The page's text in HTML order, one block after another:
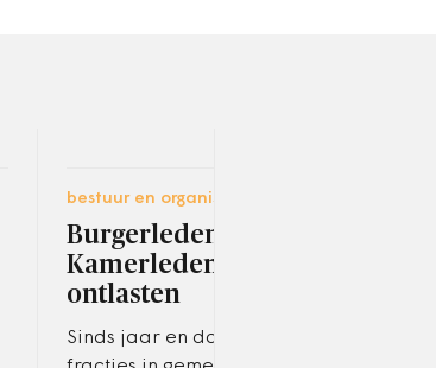
bestuur en organisatie
Burgerleden kunnen
Kamerleden
ontlasten
Sinds jaar en dag kunnen